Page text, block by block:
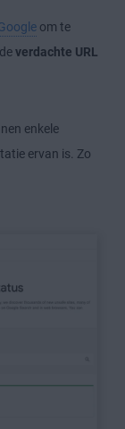
om te
verdachte URL
enkele
ervan is. Zo